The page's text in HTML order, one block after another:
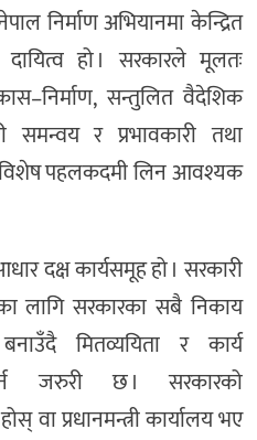
निर्माण अभियानमा केन्द्रित
हो । सरकारले मूलतः
सन्तुलित वैदेशिक
समन्वय र प्रभावकारी तथा
विशेष पहलकदमी लिन आवश्यक
दक्ष कार्यसमूह हो । सरकारी
लागि सरकारका सबै निकाय
मितव्ययिता र कार्य
जरुरी छ । सरकारको
वा प्रधानमन्त्री कार्यालय भए